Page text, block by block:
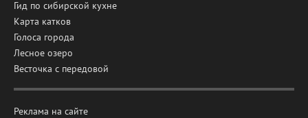
Гид по сибирской кухне
Карта катков
Голоса города
Лесное озеро
Весточка с передовой
Реклама на сайте